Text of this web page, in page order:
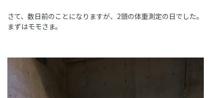
さて、数日前のことになりますが、2頭の体重測定の日でした。
まずはモモさま。